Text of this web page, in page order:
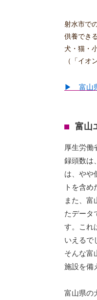
射水市で
供養でき
犬・猫・
（「イオ
▶ 富山
富山
厚生労働
録頭数は
は、やや
トを含め
また、富
たデータ
す。これ
いえるで
そんな富
施設を備
富山県の